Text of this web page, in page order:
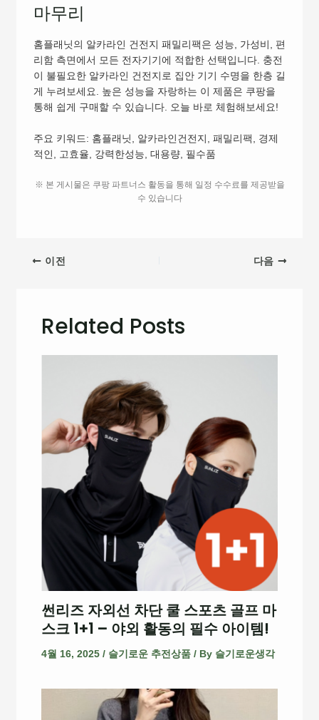
마무리
홈플래닛의 알카라인 건전지 패밀리팩은 성능, 가성비, 편
리함 측면에서 모든 전자기기에 적합한 선택입니다. 충전
이 불필요한 알카라인 건전지로 집안 기기 수명을 한층 길
게 누려보세요. 높은 성능을 자랑하는 이 제품은 쿠팡을
통해 쉽게 구매할 수 있습니다. 오늘 바로 체험해보세요!
주요 키워드: 홈플래닛, 알카라인건전지, 패밀리팩, 경제
적인, 고효율, 강력한성능, 대용량, 필수품
※ 본 게시물은 쿠팡 파트너스 활동을 통해 일정 수수료를 제공받을
수 있습니다
이전 다음
Related Posts
썬리즈 자외선 차단 쿨 스포츠 골프 마
스크 1+1 – 야외 활동의 필수 아이템!
4월 16, 2025 / 슬기로운 추전상품/ By 슬기로운생각